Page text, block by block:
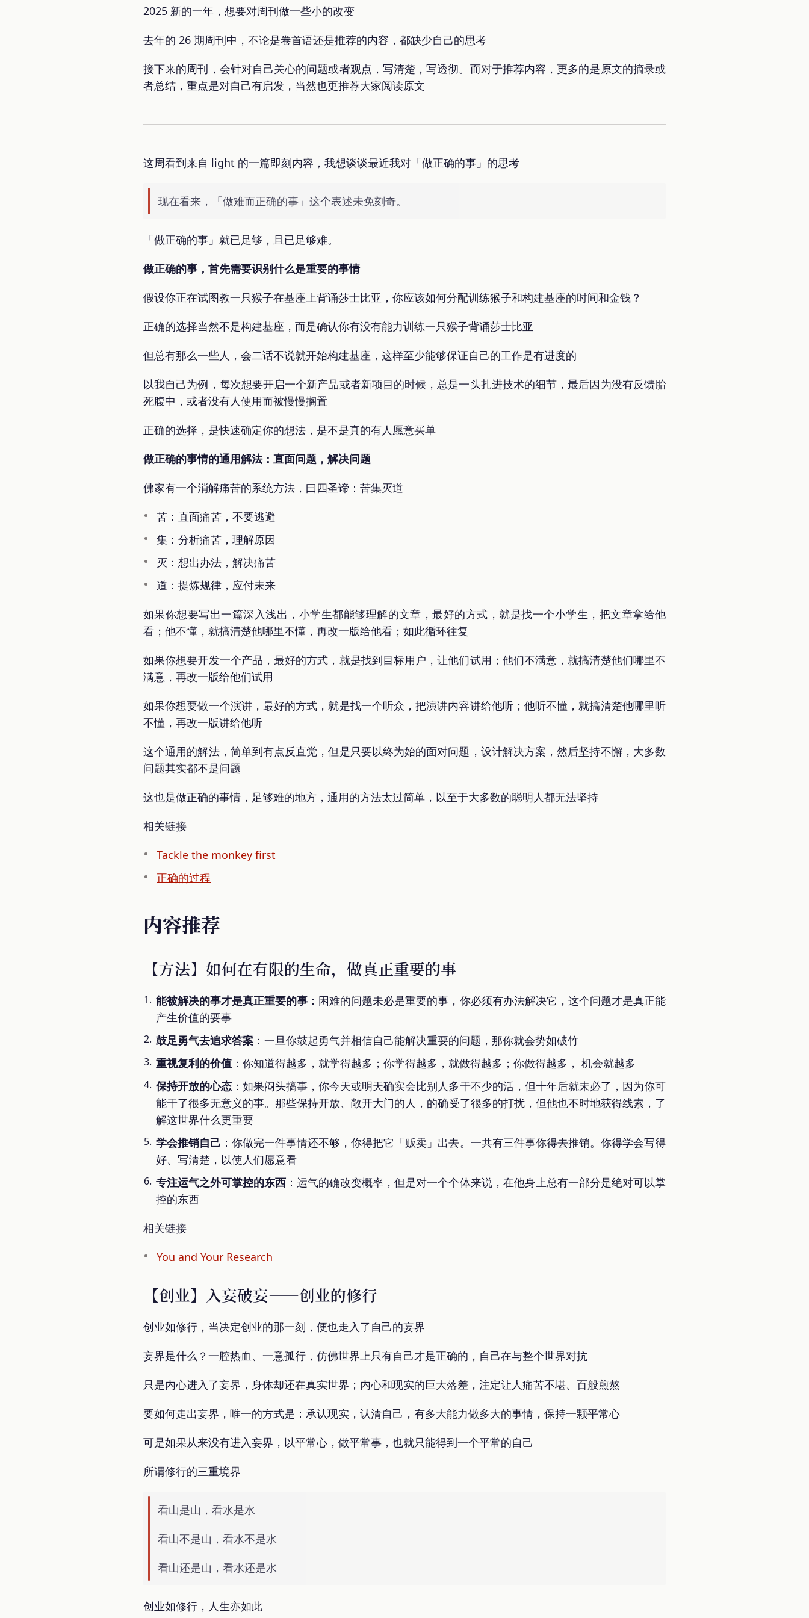
2025 新的一年，想要对周刊做一些小的改变
去年的 26 期周刊中，不论是卷首语还是推荐的内容，都缺少自己的思考
接下来的周刊，会针对自己关心的问题或者观点，写清楚，写透彻。而对于推荐内容，更多的是原文的摘录或
者总结，重点是对自己有启发，当然也更推荐大家阅读原文
这周看到来自 light 的一篇即刻内容，我想谈谈最近我对「做正确的事」的思考
现在看来，「做难而正确的事」这个表述未免刻奇。
「做正确的事」就已足够，且已足够难。
做正确的事，首先需要识别什么是重要的事情
假设你正在试图教一只猴子在基座上背诵莎士比亚，你应该如何分配训练猴子和构建基座的时间和金钱？
正确的选择当然不是构建基座，而是确认你有没有能力训练一只猴子背诵莎士比亚
但总有那么一些人，会二话不说就开始构建基座，这样至少能够保证自己的工作是有进度的
以我自己为例，每次想要开启一个新产品或者新项目的时候，总是一头扎进技术的细节，最后因为没有反馈胎
死腹中，或者没有人使用而被慢慢搁置
正确的选择，是快速确定你的想法，是不是真的有人愿意买单
做正确的事情的通用解法：直面问题，解决问题
佛家有一个消解痛苦的系统方法，曰四圣谛：苦集灭道
苦：直面痛苦，不要逃避
集：分析痛苦，理解原因
灭：想出办法，解决痛苦
道：提炼规律，应付未来
如果你想要写出一篇深入浅出，小学生都能够理解的文章，最好的方式，就是找一个小学生，把文章拿给他
看；他不懂，就搞清楚他哪里不懂，再改一版给他看；如此循环往复
如果你想要开发一个产品，最好的方式，就是找到目标用户，让他们试用；他们不满意，就搞清楚他们哪里不
满意，再改一版给他们试用
如果你想要做一个演讲，最好的方式，就是找一个听众，把演讲内容讲给他听；他听不懂，就搞清楚他哪里听
不懂，再改一版讲给他听
这个通用的解法，简单到有点反直觉，但是只要以终为始的面对问题，设计解决方案，然后坚持不懈，大多数
问题其实都不是问题
这也是做正确的事情，足够难的地方，通用的方法太过简单，以至于大多数的聪明人都无法坚持
相关链接
Tackle the monkey first
正确的过程
内容推荐
【方法】如何在有限的生命，做真正重要的事
能被解决的事才是真正重要的事 ：困难的问题未必是重要的事，你必须有办法解决它，这个问题才是真正能
产生价值的要事
鼓足勇气去追求答案：一旦你鼓起勇气并相信自己能解决重要的问题，那你就会势如破竹
重视复利的价值：你知道得越多，就学得越多；你学得越多，就做得越多；你做得越多， 机会就越多
保持开放的心态：如果闷头搞事，你今天或明天确实会比别人多干不少的活，但十年后就未必了，因为你可
能干了很多无意义的事。那些保持开放、敞开大门的人，的确受了很多的打扰，但他也不时地获得线索，了
解这世界什么更重要
学会推销自己 ：你做完一件事情还不够，你得把它「贩卖」出去。一共有三件事你得去推销。你得学会写得
好、写清楚，以使人们愿意看
专注运气之外可掌控的东西 ：运气的确改变概率，但是对一个个体来说，在他身上总有一部分是绝对可以掌
控的东西
相关链接
You and Your Research
【创业】入妄破妄——创业的修行
创业如修行，当决定创业的那一刻，便也走入了自己的妄界
妄界是什么？一腔热血、一意孤行，仿佛世界上只有自己才是正确的，自己在与整个世界对抗
只是内心进入了妄界，身体却还在真实世界；内心和现实的巨大落差，注定让人痛苦不堪、百般煎熬
要如何走出妄界，唯一的方式是：承认现实，认清自己，有多大能力做多大的事情，保持一颗平常心
可是如果从来没有进入妄界，以平常心，做平常事，也就只能得到一个平常的自己
所谓修行的三重境界
看山是山，看水是水
看山不是山，看水不是水
看山还是山，看水还是水
创业如修行，人生亦如此